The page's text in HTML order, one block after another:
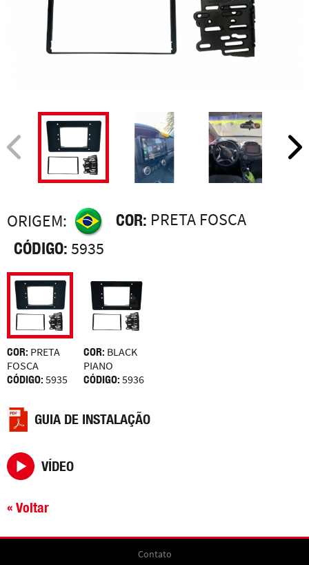
ORIGEM: COR: PRETA FOSCA
CÓDIGO: 5935
COR: PRETA
FOSCA
CÓDIGO: 5935
COR: BLACK
PIANO
CÓDIGO: 5936
GUIA DE INSTALAÇÃO
VÍDEO
« Voltar
Contato